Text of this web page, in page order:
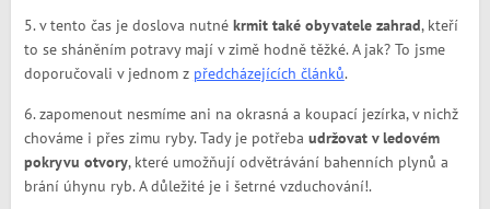
5. v tento čas je doslova nutné krmit také obyvatele zahrad, kteří
to se sháněním potravy mají v zimě hodně těžké. A jak? To jsme
doporučovali v jednom z předcházejících článků.
6. zapomenout nesmíme ani na okrasná a koupací jezírka, v nichž
chováme i přes zimu ryby. Tady je potřeba udržovat v ledovém
pokryvu otvory, které umožňují odvětrávání bahenních plynů a
brání úhynu ryb. A důležité je i šetrné vzduchování!.